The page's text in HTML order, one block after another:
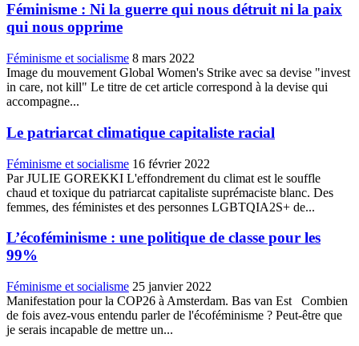
Féminisme : Ni la guerre qui nous détruit ni la paix
qui nous opprime
Féminisme et socialisme 8 mars 2022
Image du mouvement Global Women's Strike avec sa devise "invest
in care, not kill" Le titre de cet article correspond à la devise qui
accompagne...
Le patriarcat climatique capitaliste racial
Féminisme et socialisme 16 février 2022
Par JULIE GOREKKI L'effondrement du climat est le souffle
chaud et toxique du patriarcat capitaliste suprémaciste blanc. Des
femmes, des féministes et des personnes LGBTQIA2S+ de...
L’écoféminisme : une politique de classe pour les
99%
Féminisme et socialisme 25 janvier 2022
Manifestation pour la COP26 à Amsterdam. Bas van Est Combien
de fois avez-vous entendu parler de l'écoféminisme ? Peut-être que
je serais incapable de mettre un...